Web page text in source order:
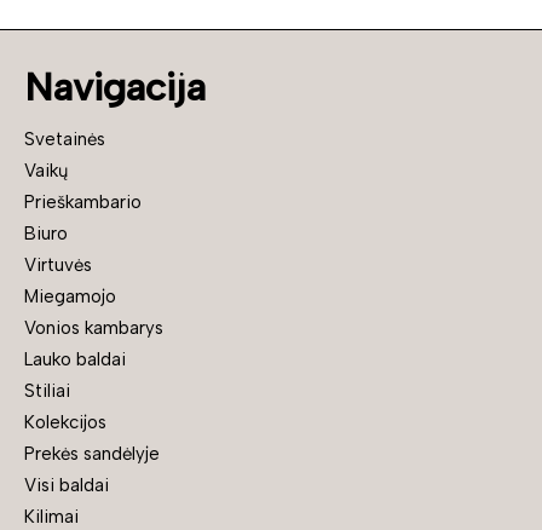
Navigacija
Svetainės
Vaikų
Prieškambario
Biuro
Virtuvės
Miegamojo
Vonios kambarys
Lauko baldai
Stiliai
Kolekcijos
Prekės sandėlyje
Visi baldai
Kilimai